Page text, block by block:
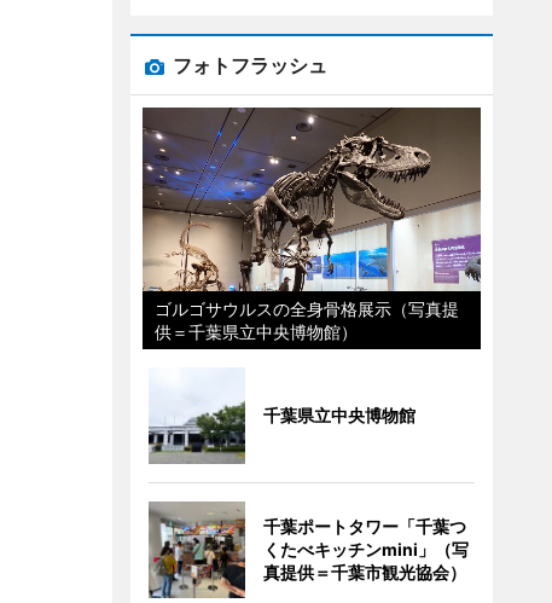
フォトフラッシュ
ゴルゴサウルスの全身骨格展示（写真提
供＝千葉県立中央博物館）
千葉県立中央博物館
千葉ポートタワー「千葉つ
くたべキッチンmini」（写
真提供＝千葉市観光協会）